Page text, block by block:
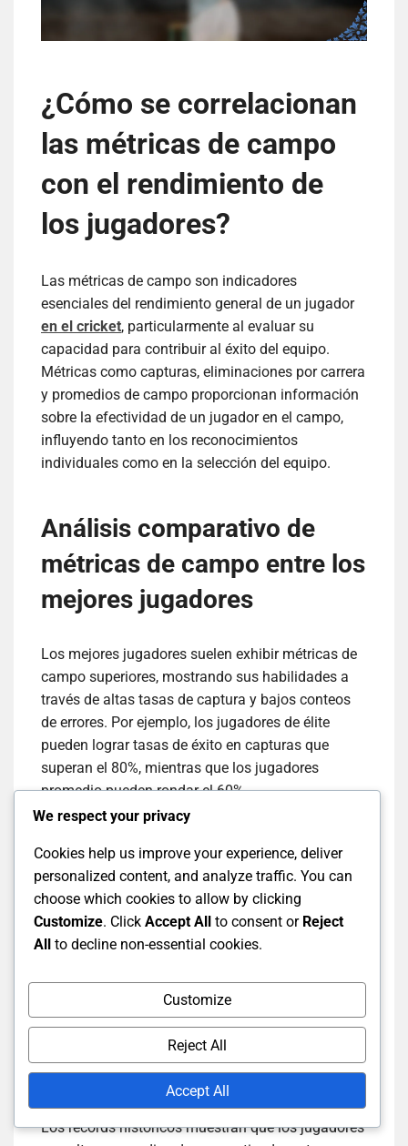
¿Cómo se correlacionan
las métricas de campo
con el rendimiento de
los jugadores?
Las métricas de campo son indicadores
esenciales del rendimiento general de un jugador
en el cricket, particularmente al evaluar su
capacidad para contribuir al éxito del equipo.
Métricas como capturas, eliminaciones por carrera
y promedios de campo proporcionan información
sobre la efectividad de un jugador en el campo,
influyendo tanto en los reconocimientos
individuales como en la selección del equipo.
Análisis comparativo de
métricas de campo entre los
mejores jugadores
Los mejores jugadores suelen exhibir métricas de
campo superiores, mostrando sus habilidades a
través de altas tasas de captura y bajos conteos
de errores. Por ejemplo, los jugadores de élite
pueden lograr tasas de éxito en capturas que
superan el 80%, mientras que los jugadores
promedio pueden rondar el 60%.
10 eliminaciones por carrera
Jugador B: 78% tasa de éxito en capturas, 5
eliminaciones por carrera
Jugador C:82% tasa de éxito en capturas, 8
Este análisis comparativo destaca cómo los
jugadores de campo excepcionales pueden
impactar significativamente los resultados de los
partidos, con sus métricas a menudo
correlacionándose con las victorias del equipo.
Los récords históricos muestran que los jugadores
We respect your privacy
Cookies help us improve your experience, deliver
personalized content, and analyze traffic. You can
choose which cookies to allow by clicking
Customize. Click Accept All to consent or Reject
All to decline non-essential cookies.
Customize
Reject All
Accept All